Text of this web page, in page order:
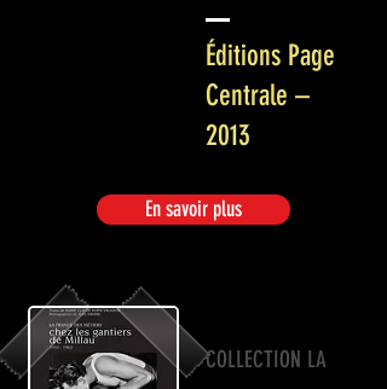
Éditions Page
Centrale –
2013
En savoir plus
COLLECTION LA